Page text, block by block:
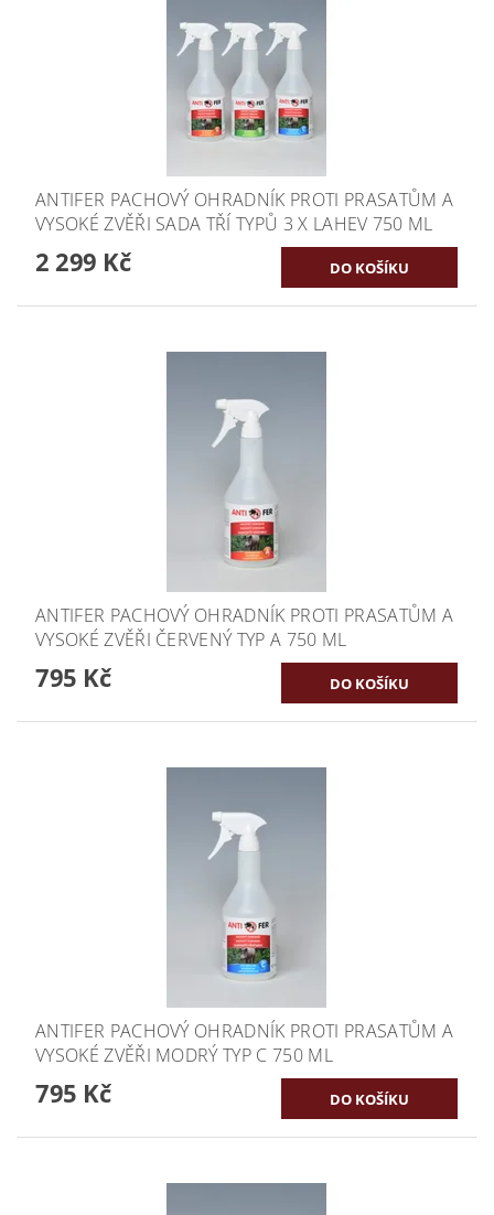
ANTIFER PACHOVÝ OHRADNÍK PROTI PRASATŮM A
VYSOKÉ ZVĚŘI SADA TŘÍ TYPŮ 3 X LAHEV 750 ML
2 299 Kč
ANTIFER PACHOVÝ OHRADNÍK PROTI PRASATŮM A
VYSOKÉ ZVĚŘI ČERVENÝ TYP A 750 ML
795 Kč
ANTIFER PACHOVÝ OHRADNÍK PROTI PRASATŮM A
VYSOKÉ ZVĚŘI MODRÝ TYP C 750 ML
795 Kč